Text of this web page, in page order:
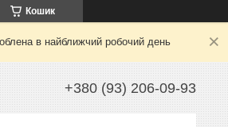
Кошик
в найближчий робочий день
+380 (93) 206-09-93